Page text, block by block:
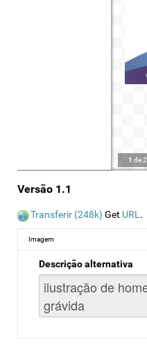
1 de2
Versão 1.1
Transferir (248k) Get URL.
Imagem
Descrição alternativa